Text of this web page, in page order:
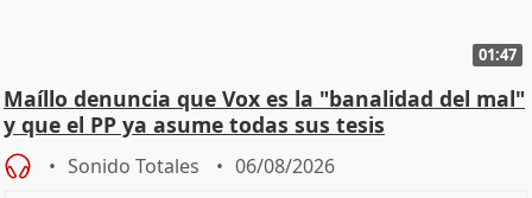
01:47
Maíllo denuncia que Vox es la "banalidad del mal"
y que el PP ya asume todas sus tesis
Sonido Totales 06/08/2026